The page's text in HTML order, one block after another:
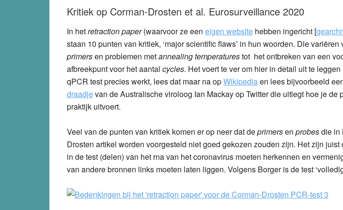
Kritiek op Corman-Drosten et al. Eurosurveillance 2020
In hetretraction paper(waarvoor ze een eigen website hebben ingericht [
staan 10 punten van kritiek, ‘major scientific flaws’ in hun woorden. Die variëren
primersen problemen metannealing temperaturestot het ontbreken van een
afbreekpunt voor het aantal cycles. Het voert te ver om hier in detail uit te leggen
qPCR test precies werkt, lees dat maar na opWikipediaen lees bijvoorbeeld
draadjevan de Australische viroloog Ian Mackay op Twitter die uitlegt hoe je de
praktijk uitvoert.
Veel van de punten van kritiek komen er op neer dat deprimersen probesdie in
Drosten artikel worden voorgesteld niet goed gekozen zouden zijn. Het zijn
in de test (delen) van het rna van het coronavirus moeten herkennen en
van andere bronnen links moeten laten liggen. Volgens Borger is de test